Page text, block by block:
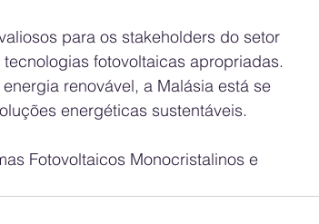
para os stakeholders do setor
fotovoltaicas apropriadas.
renovável, a Malásia está se
energéticas sustentáveis.
Fotovoltaicos Monocristalinos e